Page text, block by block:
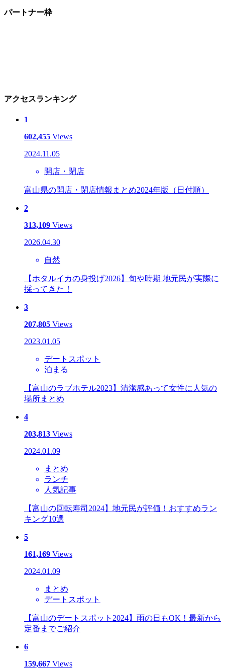
パートナー枠
アクセスランキング
1
602,455 Views
2024.11.05
開店・閉店
富山県の開店・閉店情報まとめ2024年版（日付順）
2
313,109 Views
2026.04.30
自然
【ホタルイカの身投げ2026】旬や時期 地元民が実際に
採ってきた！
3
207,805 Views
2023.01.05
デートスポット
泊まる
【富山のラブホテル2023】清潔感あって女性に人気の
場所まとめ
4
203,813 Views
2024.01.09
まとめ
ランチ
人気記事
【富山の回転寿司2024】地元民が評価！おすすめラン
キング10選
5
161,169 Views
2024.01.09
まとめ
デートスポット
【富山のデートスポット2024】雨の日もOK！最新から
定番までご紹介
6
159,667 Views